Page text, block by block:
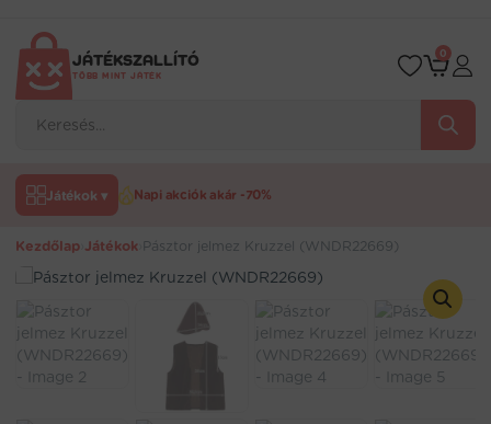
tartalomraJÁTÉKSZALLÍTÓ
TÖBB MINT JÁTÉK
search
0
Játékok ▾ Napi akciók akár -70%
Kezdőlap Játékok Pásztor jelmez Kruzzel (WNDR22669)